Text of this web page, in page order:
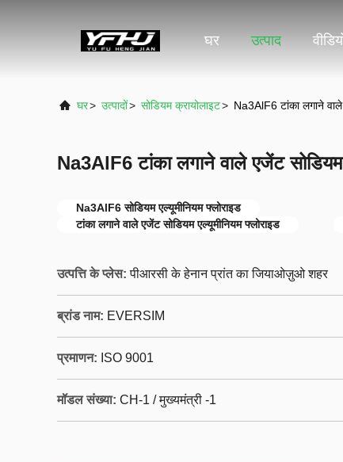
घर उत्पाद
घर> उत्पादों> सोडियम क्रायोलाइट> Na3AlF6 टांका लगाने
Na3AlF6 टांका लगाने वाले एजेंट सोडियम
Na3AlF6 सोडियम एल्यूमीनियम फ्लोराइड
टांका लगाने वाले एजेंट सोडियम एल्यूमीनियम फ्लोराइड
उत्पत्ति के प्लेस: पीआरसी के हेनान प्रांत का जियाओज़ुओ शहर
ब्रांड नाम: EVERSIM
प्रमाणन: ISO 9001
मॉडल संख्या: CH-1 / मुख्यमंत्री -1